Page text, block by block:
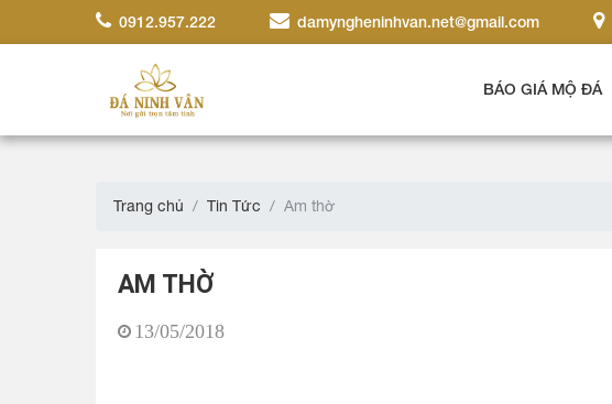
0912.957.222 damyngheninhvan.net@gmail.com
BÁO GIÁ MỘ ĐÁ
Trang chủ Tin Tức Am thờ
AM THỜ
13/05/2018